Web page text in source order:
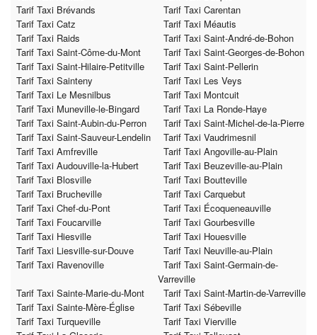
Tarif Taxi Brévands
Tarif Taxi Carentan
Tarif Taxi Catz
Tarif Taxi Méautis
Tarif Taxi Raids
Tarif Taxi Saint-André-de-Bohon
Tarif Taxi Saint-Côme-du-Mont
Tarif Taxi Saint-Georges-de-Bohon
Tarif Taxi Saint-Hilaire-Petitville
Tarif Taxi Saint-Pellerin
Tarif Taxi Sainteny
Tarif Taxi Les Veys
Tarif Taxi Le Mesnilbus
Tarif Taxi Montcuit
Tarif Taxi Muneville-le-Bingard
Tarif Taxi La Ronde-Haye
Tarif Taxi Saint-Aubin-du-Perron
Tarif Taxi Saint-Michel-de-la-Pierre
Tarif Taxi Saint-Sauveur-Lendelin
Tarif Taxi Vaudrimesnil
Tarif Taxi Amfreville
Tarif Taxi Angoville-au-Plain
Tarif Taxi Audouville-la-Hubert
Tarif Taxi Beuzeville-au-Plain
Tarif Taxi Blosville
Tarif Taxi Boutteville
Tarif Taxi Brucheville
Tarif Taxi Carquebut
Tarif Taxi Chef-du-Pont
Tarif Taxi Écoqueneauville
Tarif Taxi Foucarville
Tarif Taxi Gourbesville
Tarif Taxi Hiesville
Tarif Taxi Houesville
Tarif Taxi Liesville-sur-Douve
Tarif Taxi Neuville-au-Plain
Tarif Taxi Ravenoville
Tarif Taxi Saint-Germain-de-
Varreville
Tarif Taxi Sainte-Marie-du-Mont
Tarif Taxi Saint-Martin-de-Varreville
Tarif Taxi Sainte-Mère-Église
Tarif Taxi Sébeville
Tarif Taxi Turqueville
Tarif Taxi Vierville